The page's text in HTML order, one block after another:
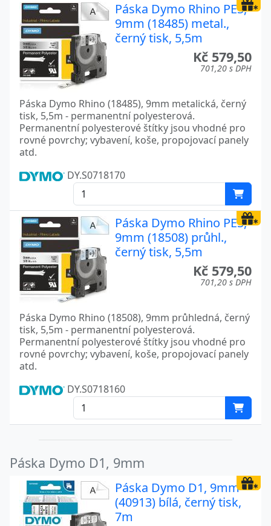
Páska Dymo Rhino PES,
9mm (18485) metal.,
černý tisk, 5,5m
Kč 579,50
701,20 s DPH
Páska Dymo Rhino (18485), 9mm metalická, černý
tisk, 5,5m - permanentní polyesterová.
Permanentní polyesterové štítky jsou vhodné pro
rovné povrchy; vybavení, koše, propojovací panely
atd.
DY.S0718170
Páska Dymo Rhino PES,
9mm (18508) průhl.,
černý tisk, 5,5m
Kč 579,50
701,20 s DPH
Páska Dymo Rhino (18508), 9mm průhledná, černý
tisk, 5,5m - permanentní polyesterová.
Permanentní polyesterové štítky jsou vhodné pro
rovné povrchy; vybavení, koše, propojovací panely
atd.
DY.S0718160
Páska Dymo D1, 9mm
Páska Dymo D1, 9mm
(40913) bílá, černý tisk,
7m